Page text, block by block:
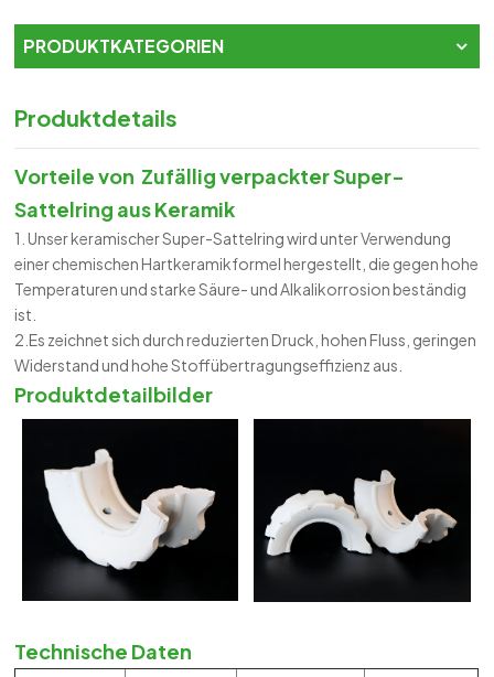
PRODUKTKATEGORIEN
Produktdetails
Vorteile von Zufällig verpackter Super-
Sattelring aus Keramik
1. Unser keramischer Super-Sattelring wird unter Verwendung
einer chemischen Hartkeramikformel hergestellt, die gegen hohe
Temperaturen und starke Säure- und Alkalikorrosion beständig
ist.
2.Es zeichnet sich durch reduzierten Druck, hohen Fluss, geringen
Widerstand und hohe Stoffübertragungseffizienz aus.
Produktdetailbilder
Technische Daten